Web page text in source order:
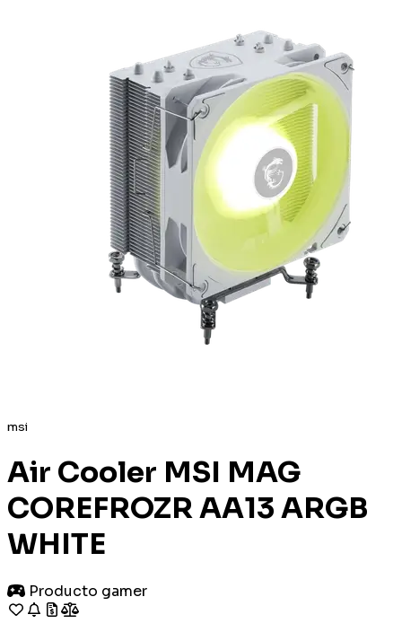
msi
Air Cooler MSI MAG
COREFROZR AA13 ARGB
WHITE
Producto gamer